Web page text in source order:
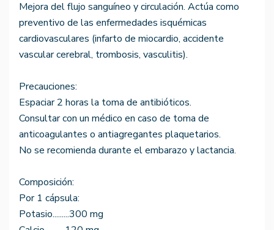
Mejora del flujo sanguíneo y circulación. Actúa como
preventivo de las enfermedades isquémicas
cardiovasculares (infarto de miocardio, accidente
vascular cerebral, trombosis, vasculitis).
Precauciones:
Espaciar 2 horas la toma de antibióticos.
Consultar con un médico en caso de toma de
anticoagulantes o antiagregantes plaquetarios.
No se recomienda durante el embarazo y lactancia.
Composición:
Por 1 cápsula:
Potasio.........300 mg